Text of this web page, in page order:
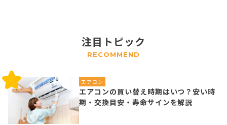
注目トピック
RECOMMEND
エアコン
エアコンの買い替え時期はいつ？安い時
期・交換目安・寿命サインを解説